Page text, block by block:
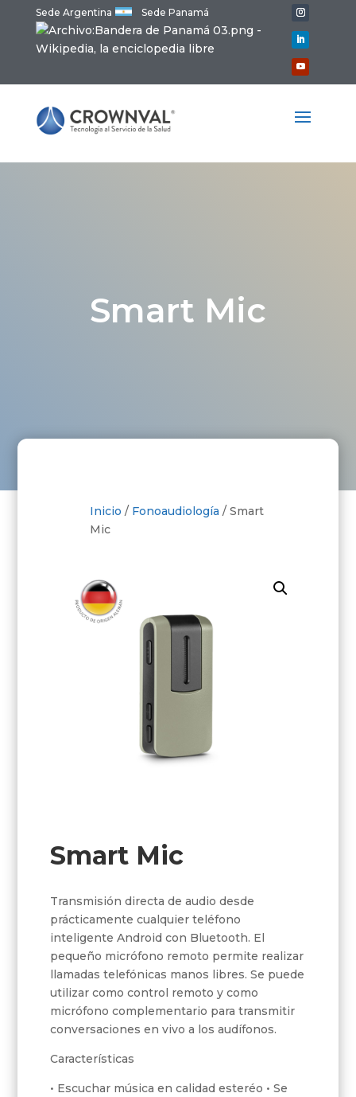
Sede Argentina Sede Panamá
Smart Mic
Inicio / Fonoaudiología / Smart
Mic
Smart Mic
Transmisión directa de audio desde
prácticamente cualquier teléfono
inteligente Android con Bluetooth. El
pequeño micrófono remoto permite realizar
llamadas telefónicas manos libres. Se puede
utilizar como control remoto y como
micrófono complementario para transmitir
conversaciones en vivo a los audífonos.
Características
• Escuchar música en calidad esteréo • Se